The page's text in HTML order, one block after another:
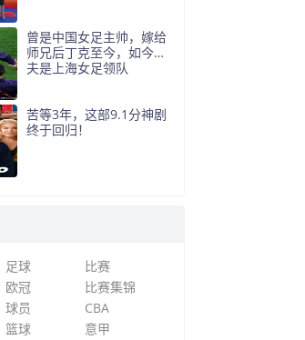
曾是中国女足主帅，嫁给
师兄后丁克至今，如今丈
夫是上海女足领队
苦等3年，这部9.1分神剧
终于回归！
足球
比赛
欧冠
比赛集锦
球员
CBA
篮球 意甲